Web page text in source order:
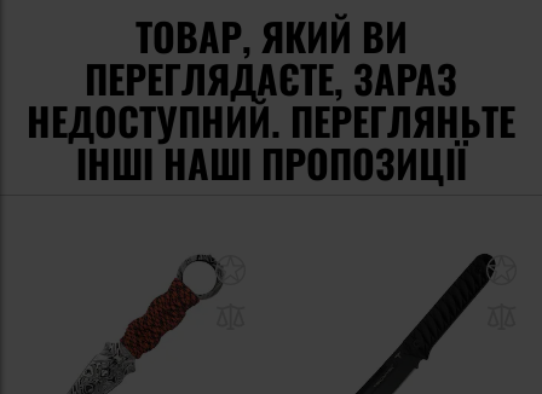
ТОВАР, ЯКИЙ ВИ
ПЕРЕГЛЯДАЄТЕ, ЗАРАЗ
НЕДОСТУПНИЙ. ПЕРЕГЛЯНЬТЕ
ІНШІ НАШІ ПРОПОЗИЦІЇ